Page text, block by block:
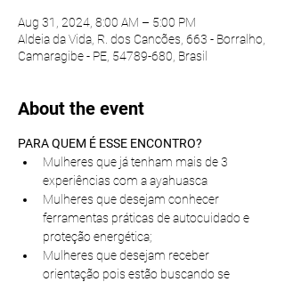
Aug 31, 2024, 8:00 AM – 5:00 PM
Aldeia da Vida, R. dos Cancões, 663 - Borralho,
Camaragibe - PE, 54789-680, Brasil
About the event
PARA QUEM É ESSE ENCONTRO?
Mulheres que já tenham mais de 3
experiências com a ayahuasca
Mulheres que desejam conhecer
ferramentas práticas de autocuidado e
proteção energética;
Mulheres que desejam receber
orientação pois estão buscando se